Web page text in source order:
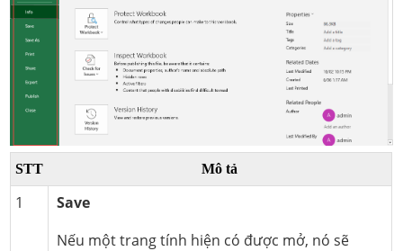
STT Mô tả
1
Save
Nếu một trang tính hiện có được mở, nó sẽ